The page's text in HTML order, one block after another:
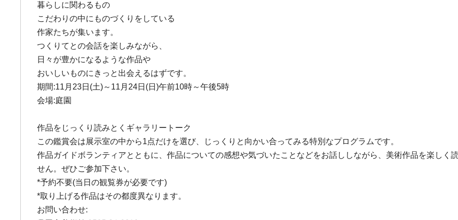
暮らしに関わるもの
こだわりの中にものづくりをしている
作家たちが集います。
つくりてとの会話を楽しみながら、
日々が豊かになるような作品や
おいしいものにきっと出会えるはずです。
期間:11月23日(土)～11月24日(日)午前10時～午後5時
会場:庭園
作品をじっくり読みとくギャラリートーク
この鑑賞会は展示室の中から1点だけを選び、じっくりと向かい合ってみる特別なプログラムです。
作品ガイドボランティアとともに、作品についての感想や気づいたことなどをお話ししながら、美術作品を楽しく
せん。ぜひご参加下さい。
*予約不要(当日の観覧券が必要です)
*取り上げる作品はその都度異なります。
お問い合わせ: